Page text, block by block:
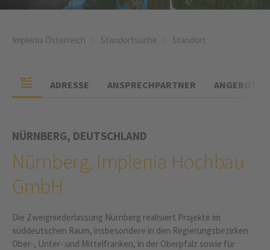
Implenia Österreich Standortsuche Standort
ADRESSE ANSPRECHPARTNER
NÜRNBERG, DEUTSCHLAND
Nürnberg, Implenia Hochbau
GmbH
Die Zweigniederlassung Nürnberg realisiert Projekte im
süddeutschen Raum, insbesondere in den Regierungsbezirken
Ober-, Unter- und Mittelfranken, in der Oberpfalz sowie für